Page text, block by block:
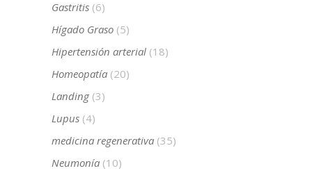
Gastritis (6)
Hígado Graso (5)
Hipertensión arterial (18)
Homeopatía (20)
Landing (3)
Lupus (4)
medicina regenerativa (35)
Neumonía (10)